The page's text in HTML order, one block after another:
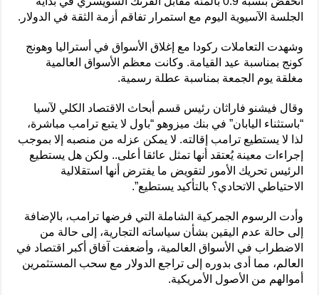
الجلسة الآسيوية اليوم مع استمرار تفاقم أزمة الثقة في الدولار.
وشهدت التعاملات ركودا مع إغلاق الأسواق في أستراليا وهونج
كونج بمناسبة عيد القيامة. وكانت معظم الأسواق العالمية
مغلقة يوم الجمعة بمناسبة عطلة رسمية.
وقال فيشنو فاراثان رئيس قسم أبحاث الاقتصاد الكلي لآسيا
“باستثناء اليابان” في بنك ميزوهو “باول لا يتبع ترامب مباشرة،
لذا لا يستطيع ترامب إقالته. لا يمكن عزله من منصبه إلا بموجب
إجراءات معينة يُعتقد أنها تمثل عائقا أعلى.. ولكن هل يستطيع
الرئيس تحريك الأمور لتقويض ما يفترض أنها استقلالية
الاحتياطي الاتحادي؟ بالتأكيد يستطيع”.
وأدت الرسوم الجمركية الشاملة التي فرضها ترامب، بالإضافة
إلى حالة عدم اليقين بشأن سياساته التجارية، إلى حالة من
الاضطراب في الأسواق العالمية، وأضعفت آفاق أكبر اقتصاد في
العالم، مما أدى بدوره إلى تراجع الدولار مع سحب المستثمرين
أموالهم من الأصول الأمريكية.